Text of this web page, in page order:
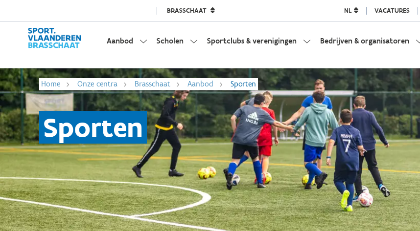
BRASSCHAAT NL VACATURES
Aanbod Scholen Sportclubs & verenigingen Bedrijven & organisatoren
Home Onze centra Brasschaat Aanbod Sporten
Sporten